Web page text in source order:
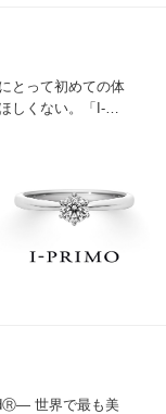
とって初めての体
しくない。「I-
最初の一歩をご一
― 世界で最も美